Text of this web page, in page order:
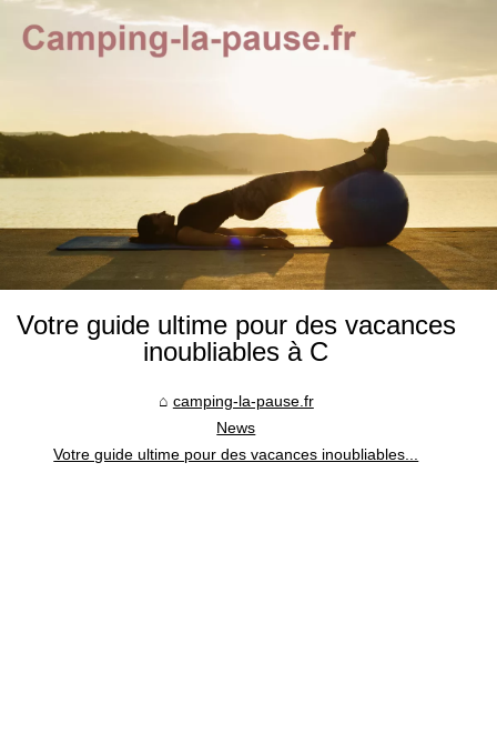
Votre guide ultime pour des vacances
inoubliables à C
camping-la-pause.fr
News
Votre guide ultime pour des vacances inoubliables...